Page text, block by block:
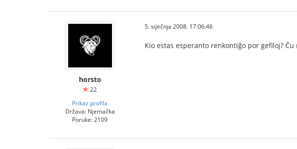
horsto
22
Prikaz profila
Država: Njemačka
Poruke: 2109
5. siječnja 2008. 17:06:46
Kio estas esperanto renkontiĝo por gefiloj?